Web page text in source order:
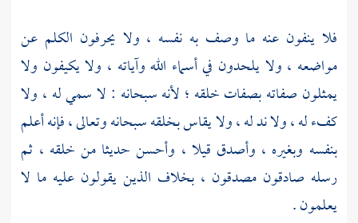
فلا ينفون عنه ما وصف به نفسه ، ولا يحرفون الكلم عن
مواضعه ، ولا يلحدون في أسماء الله وآياته ، ولا يكيفون ولا
يمثلون صفاته بصفات خلقه ؛ لأنه سبحانه : لا سمي له ، ولا
كفء له ، ولا ند له ، ولا يقاس بخلقه سبحانه وتعالى ، فإنه أعلم
بنفسه وبغيره ، وأصدق قيلا ، وأحسن حديثا من خلقه ، ثم
رسله صادقون مصدقون ، بخلاف الذين يقولون عليه ما لا
يعلمون .